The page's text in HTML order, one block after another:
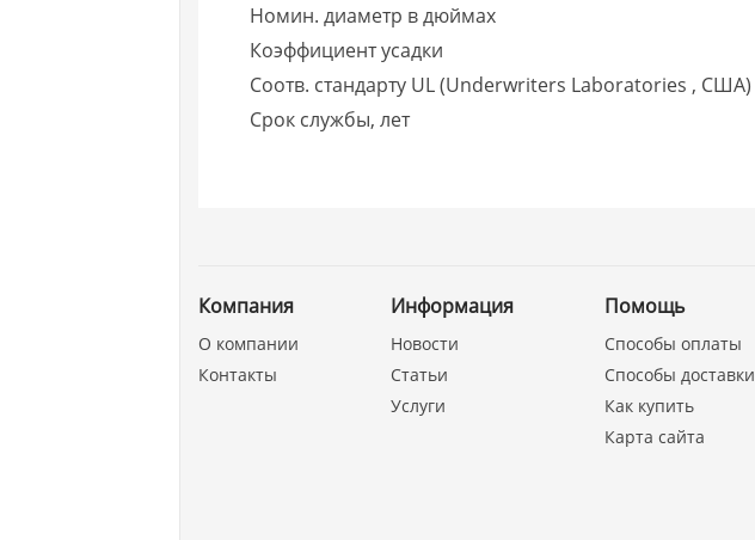
Номин. диаметр в дюймах
Коэффициент усадки
Соотв. стандарту UL (Underwriters Laboratories , США)
Срок службы, лет
Компания
О компании
Контакты
Информация
Новости
Статьи
Услуги
Помощь
Способы оплаты
Способы доставки
Как купить
Карта сайта